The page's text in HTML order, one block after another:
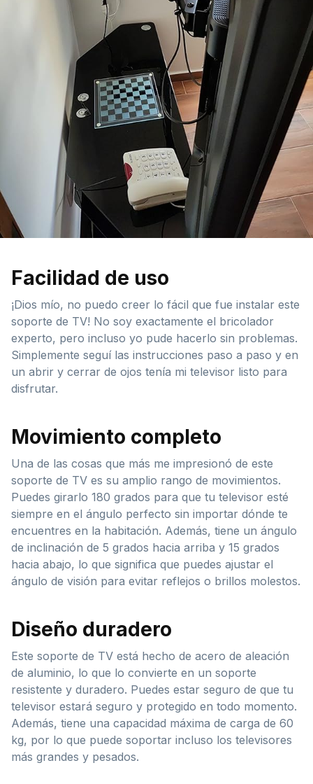
Facilidad de uso
¡Dios mío, no puedo creer lo fácil que fue instalar este
soporte de TV! No soy exactamente el bricolador
experto, pero incluso yo pude hacerlo sin problemas.
Simplemente seguí las instrucciones paso a paso y en
un abrir y cerrar de ojos tenía mi televisor listo para
disfrutar.
Movimiento completo
Una de las cosas que más me impresionó de este
soporte de TV es su amplio rango de movimientos.
Puedes girarlo 180 grados para que tu televisor esté
siempre en el ángulo perfecto sin importar dónde te
encuentres en la habitación. Además, tiene un ángulo
de inclinación de 5 grados hacia arriba y 15 grados
hacia abajo, lo que significa que puedes ajustar el
ángulo de visión para evitar reflejos o brillos molestos.
Diseño duradero
Este soporte de TV está hecho de acero de aleación
de aluminio, lo que lo convierte en un soporte
resistente y duradero. Puedes estar seguro de que tu
televisor estará seguro y protegido en todo momento.
Además, tiene una capacidad máxima de carga de 60
kg, por lo que puede soportar incluso los televisores
más grandes y pesados.